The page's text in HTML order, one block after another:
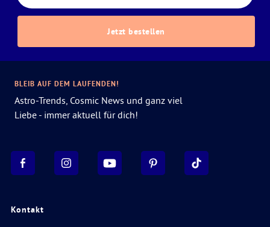
Jetzt bestellen
Kontakt
BLEIB AUF DEM LAUFENDEN!
Astro-Trends, Cosmic News und ganz viel
Liebe - immer aktuell für dich!